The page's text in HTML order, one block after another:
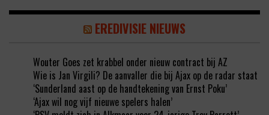
EREDIVISIE NIEUWS
Wouter Goes zet krabbel onder nieuw contract bij AZ
Wie is Jan Virgili? De aanvaller die bij Ajax op de radar staat
‘Sunderland aast op de handtekening van Ernst Poku’
‘Ajax wil nog vijf nieuwe spelers halen’